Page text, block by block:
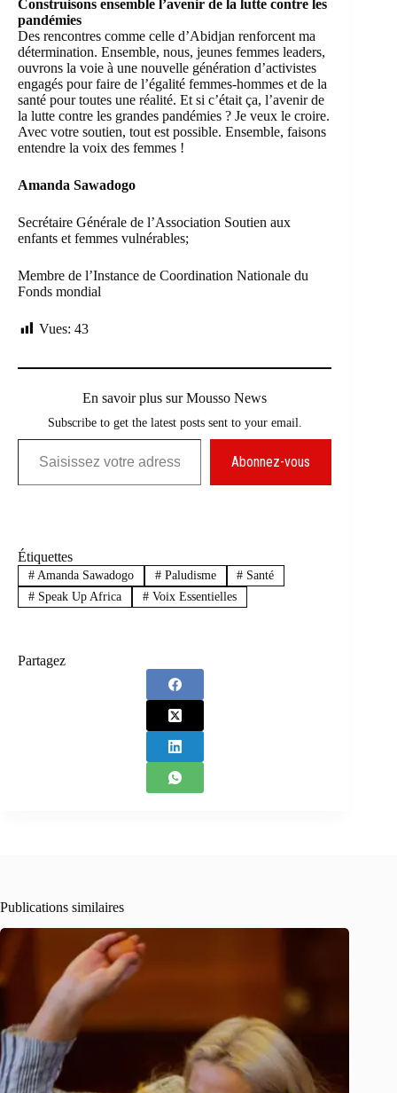
Construisons ensemble l’avenir de la lutte contre les
pandémies
Des rencontres comme celle d’Abidjan renforcent ma
détermination. Ensemble, nous, jeunes femmes leaders,
ouvrons la voie à une nouvelle génération d’activistes
engagés pour faire de l’égalité femmes-hommes et de la
santé pour toutes une réalité. Et si c’était ça, l’avenir de
la lutte contre les grandes pandémies ? Je veux le croire.
Avec votre soutien, tout est possible. Ensemble, faisons
entendre la voix des femmes !
Amanda Sawadogo
Secrétaire Générale de l’Association Soutien aux
enfants et femmes vulnérables;
Membre de l’Instance de Coordination Nationale du
Fonds mondial
Vues: 43
En savoir plus sur Mousso News
Subscribe to get the latest posts sent to your email.
Saisissez votre adresse e-mail…
Abonnez-vous
Étiquettes
#Amanda Sawadogo #Paludisme # Santé
#Speak Up Africa #Voix Essentielles
Partagez
Publications similaires